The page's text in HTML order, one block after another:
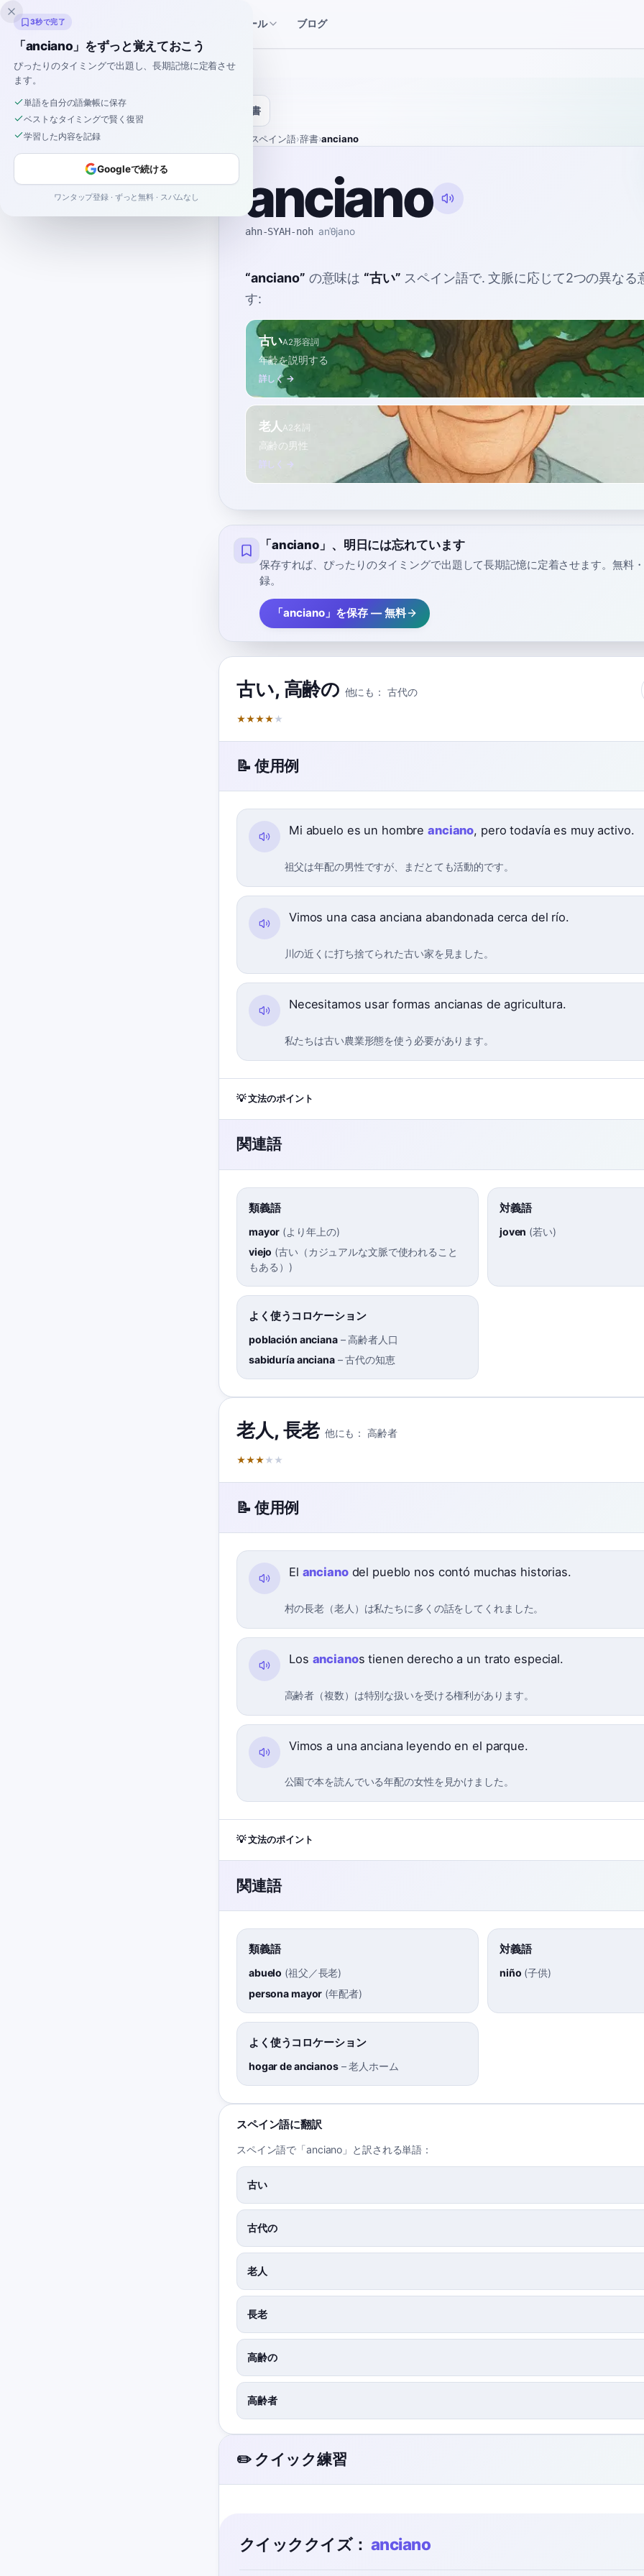
Inklingo スペイン語ツール ブログ
辞書
スペイン語›辞書›anciano
anciano
ahn-SYAH-noh anˈθjano
“anciano” の意味は “古い” スペイン語で. 文脈に応じて2つの異なる
す:
古いA2形容詞
年齢を説明する
詳しく →
老人 A2名詞
高齢の男性
詳しく →
「anciano」、明日には忘れています
保存すれば、ぴったりのタイミングで出題して長期記憶に定着させます。無料
録。
「anciano」を保存 — 無料
古い, 高齢の 他にも： 古代の
★★★★ ★
📝 使用例
Mi abuelo es un hombreanciano, pero todavía es muy activo.
祖父は年配の男性ですが、まだとても活動的です。
Vimos una casa anciana abandonada cerca del río.
川の近くに打ち捨てられた古い家を見ました。
Necesitamos usar formas ancianas de agricultura.
私たちは古い農業形態を使う必要があります。
💡 文法のポイント
関連語
類義語
mayor (より年上の)
viejo (古い（カジュアルな文脈で使われること
もある） )
対義語
joven (若い)
よく使うコロケーション
población anciana–高齢者人口
sabiduría anciana–古代の知恵
老人, 長老 他にも： 高齢者
★★★ ★ ★
📝 使用例
El ancianodel pueblo nos contó muchas historias.
村の長老（老人）は私たちに多くの話をしてくれました。
Los ancianos tienen derecho a un trato especial.
高齢者（複数）は特別な扱いを受ける権利があります。
Vimos a una anciana leyendo en el parque.
公園で本を読んでいる年配の女性を見かけました。
💡 文法のポイント
関連語
類義語
abuelo (祖父／長老)
persona mayor (年配者)
対義語
niño (子供)
よく使うコロケーション
hogar de ancianos–老人ホーム
スペイン語に翻訳
スペイン語で「anciano」と訳される単語：
古い
古代の
老人
長老
高齢の
高齢者
✏️ クイック練習
クイッククイズ： anciano
3秒で完了
「anciano」をずっと覚えておこう
ぴったりのタイミングで出題し、長期記憶に定着させ
ます。
単語を自分の語彙帳に保存
ベストなタイミングで賢く復習
学習した内容を記録
Googleで続ける
ワンタップ登録 · ずっと無料 · スパムなし